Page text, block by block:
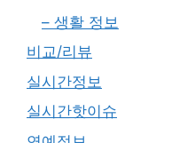
– 생활 정보
비교/리뷰
실시간정보
실시간핫이슈